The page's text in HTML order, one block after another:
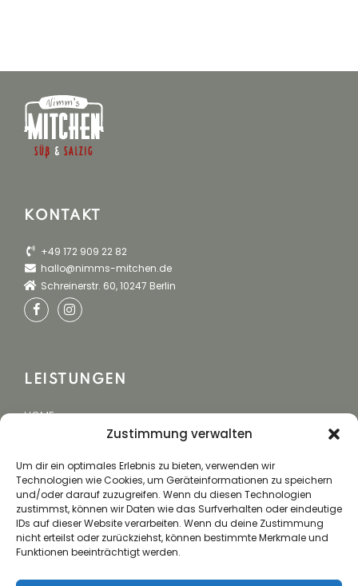
Zustimmung verwalten
Um dir ein optimales Erlebnis zu bieten, verwenden wir
Technologien wie Cookies, um Geräteinformationen zu speichern
und/oder darauf zuzugreifen. Wenn du diesen Technologien
zustimmst, können wir Daten wie das Surfverhalten oder eindeutige
IDs auf dieser Website verarbeiten. Wenn du deine Zustimmung
nicht erteilst oder zurückziehst, können bestimmte Merkmale und
Funktionen beeinträchtigt werden.
KONTAKT
+49 172 909 22 82
hallo@nimms-mitchen.de
Schreinerstr. 60, 10247 Berlin
LEISTUNGEN
HOME
BUCHUNG
NUTZEN